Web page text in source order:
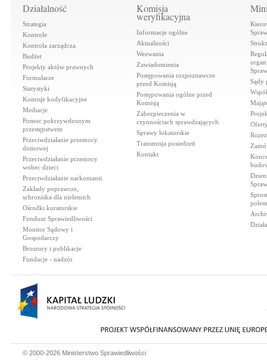
Działalność
Strategia
Kontrole
Kontrola zarządcza
Budżet
Projekty aktów prawnych
Formularze
Statystyki
Komisje kodyfikacyjne
Mediacje
Pomoc pokrzywdzonym
przestępstwem
Przeciwdziałanie przemocy
domowej
Przeciwdziałanie przemocy
wobec dzieci
Przeciwdziałanie narkomanii
Zakłady poprawcze,
schroniska dla nieletnich
Ośrodki kuratorskie
Fundusz Sprawiedliwości
Monitor Sądowy i
Gospodarczy
Broszury i publikacje
Fundacje - nadzór
Komisja
weryfikacyjna
Informacje ogólne
Aktualności
Wezwania
Zawiadomienia
Postępowania rozpoznawcze
przed Komisją
Postępowania ogólne przed
Komisją
Zabezpieczenia w
czynnościach sprawdzających
Sprawy lokatorskie
Transmisja posiedzeń
Kontakt
Sądy
© 2000-2026 Ministerstwo Sprawiedliwości